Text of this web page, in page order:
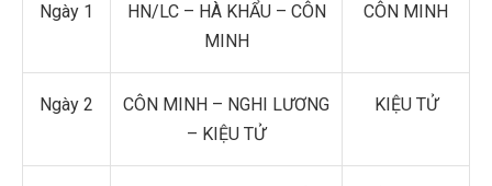
Ngày 1
HN/LC – HÀ KHẨU – CÔN
MINH
CÔN MINH
Ngày 2
CÔN MINH – NGHI LƯƠNG
– KIỆU TỬ
KIỆU TỬ